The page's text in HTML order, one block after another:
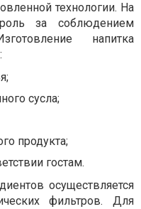
технологии. На
за соблюдением
напитка
сусла;
продукта;
гостам.
осуществляется
фильтров. Для